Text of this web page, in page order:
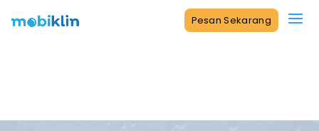
Pesan Sekarang